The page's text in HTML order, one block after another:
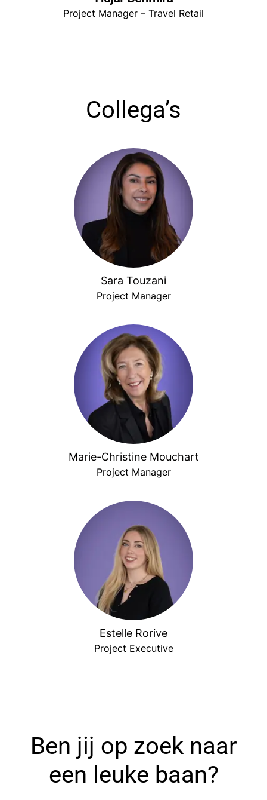
Project Manager – Travel Retail
Collega’s
Sara Touzani
Project Manager
Marie-Christine Mouchart
Project Manager
Estelle Rorive
Project Executive
Ben jij op zoek naar
een leuke baan?